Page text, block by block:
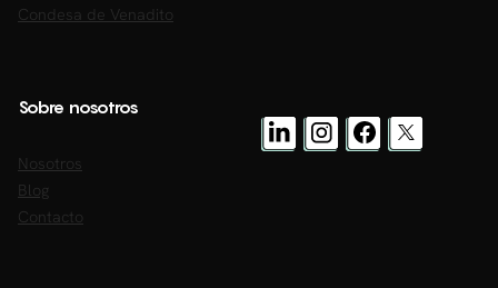
Condesa de Venadito
Sobre nosotros
Nosotros
Blog
Contacto